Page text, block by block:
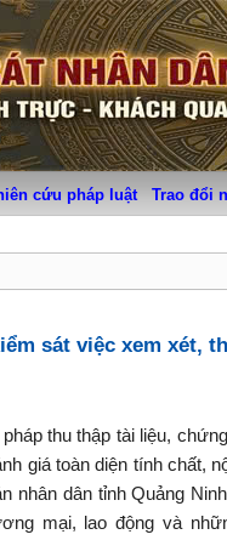
cứu pháp luật Trao đổi
sát việc xem xét,
thu thập tài liệu,
giá toàn diện tính chất,
nhân dân tỉnh Quảng
mại, lao động và